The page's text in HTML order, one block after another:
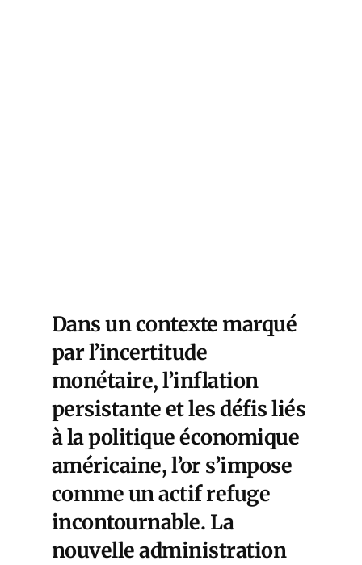
Dans un contexte marqué
par l’incertitude
monétaire, l’inflation
persistante et les défis liés
à la politique économique
américaine, l’or s’impose
comme un actif refuge
incontournable. La
nouvelle administration